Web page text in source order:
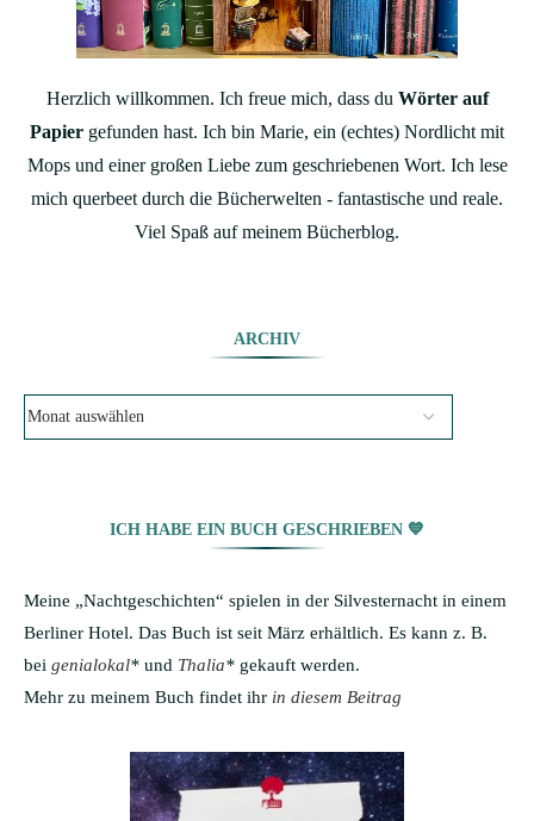
Herzlich willkommen. Ich freue mich, dass du Wörter auf
Papier gefunden hast. Ich bin Marie, ein (echtes) Nordlicht mit
Mops und einer großen Liebe zum geschriebenen Wort. Ich lese
mich querbeet durch die Bücherwelten - fantastische und reale.
Viel Spaß auf meinem Bücherblog.
ARCHIV
ICH HABE EIN BUCH GESCHRIEBEN 💙
Meine „Nachtgeschichten“ spielen in der Silvesternacht in einem
Berliner Hotel. Das Buch ist seit März erhältlich. Es kann z. B.
bei genialokal* und Thalia* gekauft werden.
Mehr zu meinem Buch findet ihr in diesem Beitrag